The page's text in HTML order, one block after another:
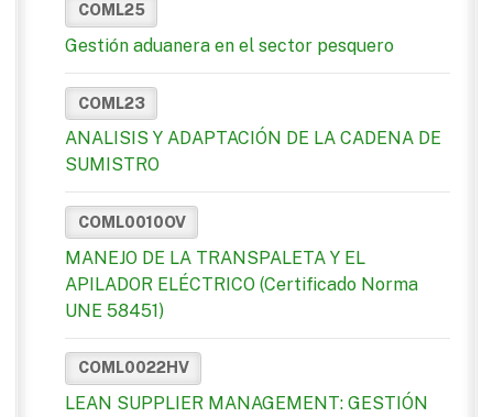
COML25
Gestión aduanera en el sector pesquero
COML23
ANALISIS Y ADAPTACIÓN DE LA CADENA DE
SUMISTRO
COML0010OV
MANEJO DE LA TRANSPALETA Y EL
APILADOR ELÉCTRICO (Certificado Norma
UNE 58451)
COML0022HV
LEAN SUPPLIER MANAGEMENT: GESTIÓN